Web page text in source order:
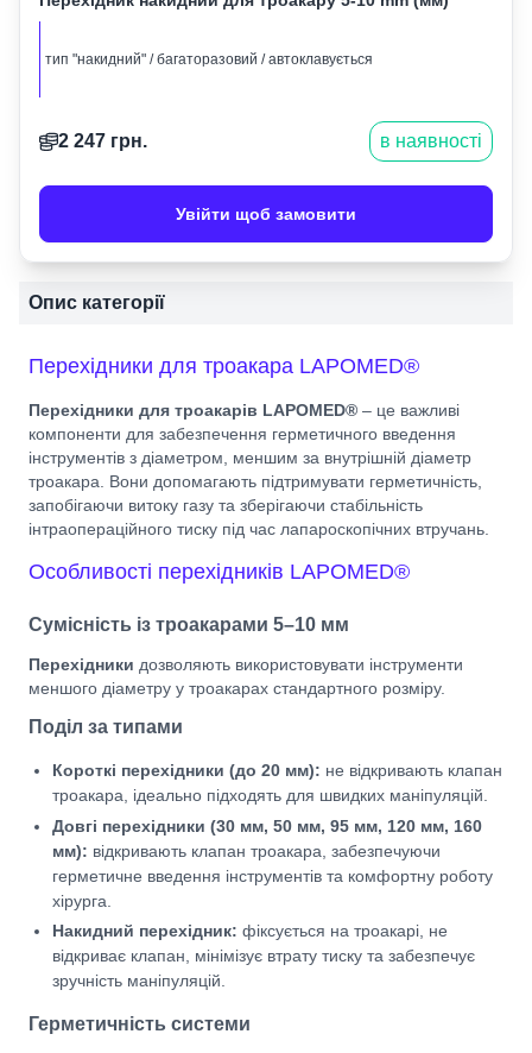
тип "накидний" / багаторазовий / автоклавується
2 247 грн. в наявності
Увійти щоб замовити
Опис категорії
Перехідники для троакара LAPOMED®
Перехідники для троакарів LAPOMED® – це важливі
компоненти для забезпечення герметичного введення
інструментів з діаметром, меншим за внутрішній діаметр
троакара. Вони допомагають підтримувати герметичність,
запобігаючи витоку газу та зберігаючи стабільність
інтраопераційного тиску під час лапароскопічних втручань.
Особливості перехідників LAPOMED®
Сумісність із троакарами 5–10 мм
Перехідники дозволяють використовувати інструменти
меншого діаметру у троакарах стандартного розміру.
Поділ за типами
Короткі перехідники (до 20 мм): не відкривають клапан
троакара, ідеально підходять для швидких маніпуляцій.
Довгі перехідники (30 мм, 50 мм, 95 мм, 120 мм, 160
мм): відкривають клапан троакара, забезпечуючи
герметичне введення інструментів та комфортну роботу
хірурга.
Накидний перехідник: фіксується на троакарі, не
відкриває клапан, мінімізує втрату тиску та забезпечує
зручність маніпуляцій.
Герметичність системи